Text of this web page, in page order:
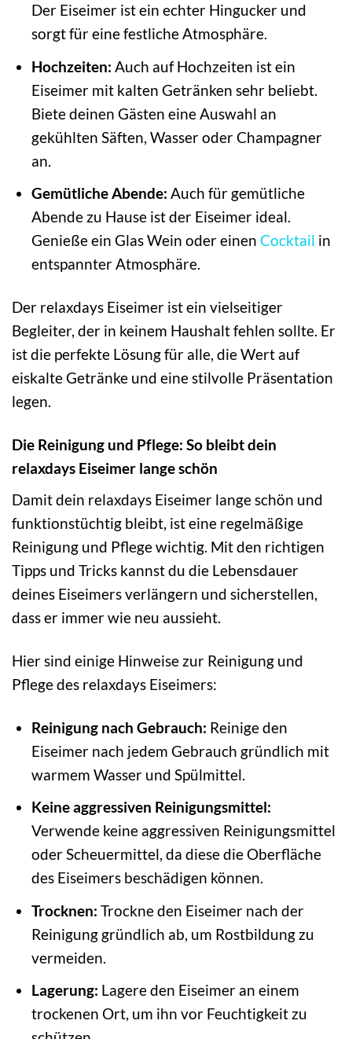
Der Eiseimer ist ein echter Hingucker und
sorgt für eine festliche Atmosphäre.
Hochzeiten: Auch auf Hochzeiten ist ein
Eiseimer mit kalten Getränken sehr beliebt.
Biete deinen Gästen eine Auswahl an
gekühlten Säften, Wasser oder Champagner
an.
Gemütliche Abende: Auch für gemütliche
Abende zu Hause ist der Eiseimer ideal.
Genieße ein Glas Wein oder einen Cocktail in
entspannter Atmosphäre.
Der relaxdays Eiseimer ist ein vielseitiger
Begleiter, der in keinem Haushalt fehlen sollte. Er
ist die perfekte Lösung für alle, die Wert auf
eiskalte Getränke und eine stilvolle Präsentation
legen.
Die Reinigung und Pflege: So bleibt dein
relaxdays Eiseimer lange schön
Damit dein relaxdays Eiseimer lange schön und
funktionstüchtig bleibt, ist eine regelmäßige
Reinigung und Pflege wichtig. Mit den richtigen
Tipps und Tricks kannst du die Lebensdauer
deines Eiseimers verlängern und sicherstellen,
dass er immer wie neu aussieht.
Hier sind einige Hinweise zur Reinigung und
Pflege des relaxdays Eiseimers:
Reinigung nach Gebrauch: Reinige den
Eiseimer nach jedem Gebrauch gründlich mit
warmem Wasser und Spülmittel.
Keine aggressiven Reinigungsmittel:
Verwende keine aggressiven Reinigungsmittel
oder Scheuermittel, da diese die Oberfläche
des Eiseimers beschädigen können.
Trocknen: Trockne den Eiseimer nach der
Reinigung gründlich ab, um Rostbildung zu
vermeiden.
Lagerung: Lagere den Eiseimer an einem
trockenen Ort, um ihn vor Feuchtigkeit zu